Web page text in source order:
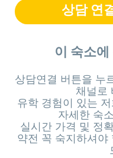
상담 연
이 숙소
상담연결 버튼을 누
채널로
유학 경험이 있는
자세한 숙
실시간 가격 및 정
약전 꼭 숙지하셔야